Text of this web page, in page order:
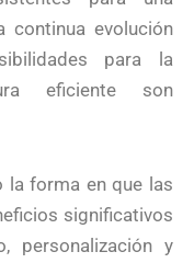
continua evolución
para la
eficiente son
la forma en que las
significativos
personalización y